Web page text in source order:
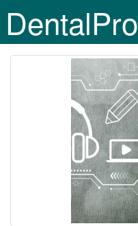
DentalPro